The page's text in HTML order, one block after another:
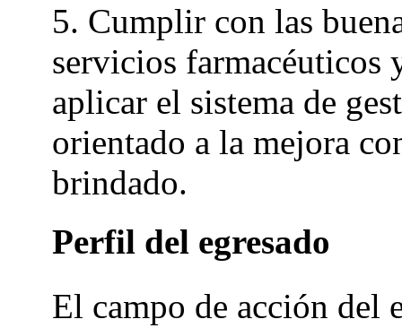
5. Cumplir con las
servicios farmacéuticos
aplicar el sistema de
orientado a la mejora
brindado.
Perfil del egresado
El campo de acción del